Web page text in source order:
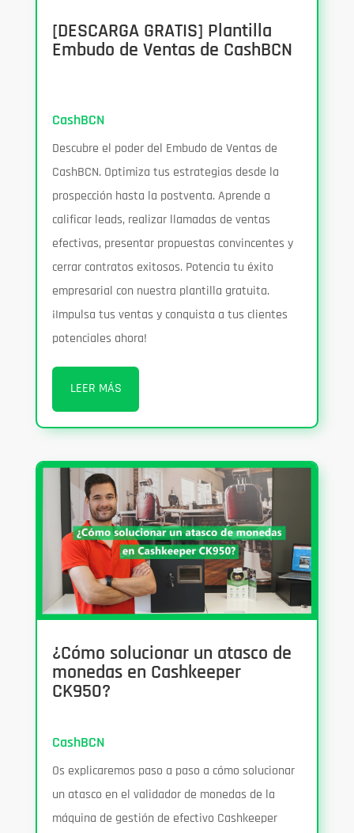
[DESCARGA GRATIS] Plantilla
Embudo de Ventas de CashBCN
CashBCN
Descubre el poder del Embudo de Ventas de
CashBCN. Optimiza tus estrategias desde la
prospección hasta la postventa. Aprende a
calificar leads, realizar llamadas de ventas
efectivas, presentar propuestas convincentes y
cerrar contratos exitosos. Potencia tu éxito
empresarial con nuestra plantilla gratuita.
¡Impulsa tus ventas y conquista a tus clientes
potenciales ahora!
LEER MÁS
¿Cómo solucionar un atasco de
monedas en Cashkeeper
CK950?
CashBCN
Os explicaremos paso a paso a cómo solucionar
un atasco en el validador de monedas de la
máquina de gestión de efectivo Cashkeeper